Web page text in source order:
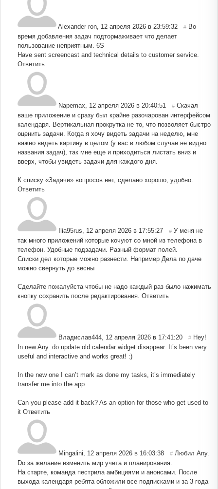
Alexander ron, 12 апреля 2026 в 23:59:32 # Во
время добавления задач подтормаживает что делает
пользование неприятным. 6S
Have sent screencast and technical details to customer service.
Ответить
Napemax, 12 апреля 2026 в 20:40:51 # Скачал
ваше приложение и сразу был крайне разочарован интерфейсом
календаря. Вертикальная прокрутка не то, что позволяет быстро
оценить задачи. Когда я хочу видеть задачи на неделю, мне
важно видеть картину в целом (у вас в любом случае не видно
названия задач), так мне еще и приходиться листать вниз и
вверх, чтобы увидеть задачи для каждого дня.
К списку «Задачи» вопросов нет, сделано хорошо, удобно.
Ответить
Ilia95rus, 12 апреля 2026 в 17:55:27 # У меня не
так много приложений которые кочуют со мной из телефона в
телефон. Удобные подзадачи. Разный формат полей.
Списки дел которые можно разнести. Например Дела по даче
можно свернуть до весны
Сделайте пожалуйста чтобы не надо каждый раз было нажимать
кнопку сохранить после редактирования. Ответить
Владислав444, 12 апреля 2026 в 17:41:20 # Hey!
In new Any. do update old calendar widget disappear. It’s been very
useful and interactive and works great! :)
In the new one I can’t mark as done my tasks, it’s immediately
transfer me into the app.
Can you please add it back? As an option for those who get used to
it Ответить
Mingalini, 12 апреля 2026 в 16:03:38 # Любил Any.
Do за желание изменить мир учета и планирования.
На старте, команда пестрила амбициями и анонсами. После
выхода календаря ребята обложили все подписками и за 3 года